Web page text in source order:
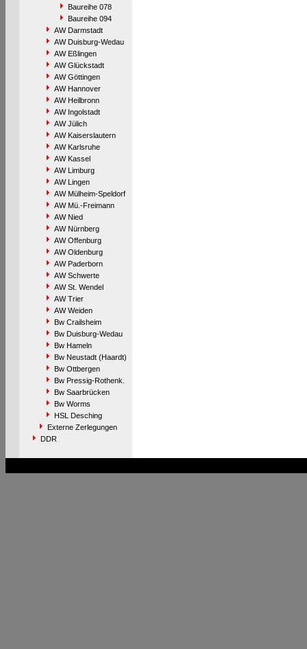
Baureihe 078
Baureihe 094
AW Darmstadt
AW Duisburg-Wedau
AW Eßlingen
AW Glückstadt
AW Göttingen
AW Hannover
AW Heilbronn
AW Ingolstadt
AW Jülich
AW Kaiserslautern
AW Karlsruhe
AW Kassel
AW Limburg
AW Lingen
AW Mülheim-Speldorf
AW Mü.-Freimann
AW Nied
AW Nürnberg
AW Offenburg
AW Oldenburg
AW Paderborn
AW Schwerte
AW St. Wendel
AW Trier
AW Weiden
Bw Crailsheim
Bw Duisburg-Wedau
Bw Hameln
Bw Neustadt (Haardt)
Bw Ottbergen
Bw Pressig-Rothenk.
Bw Saarbrücken
Bw Worms
HSL Desching
Externe Zerlegungen
DDR